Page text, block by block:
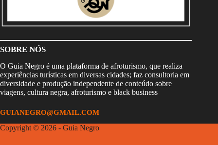
SOBRE NÓS
O Guia Negro é uma plataforma de afroturismo, que realiza
experiências turísticas em diversas cidades; faz consultoria em
diversidade e produção independente de conteúdo sobre
viagens, cultura negra, afroturismo e black business
GUIANEGRO@GMAIL.COM
Copyright © 2026 - Guia Negro